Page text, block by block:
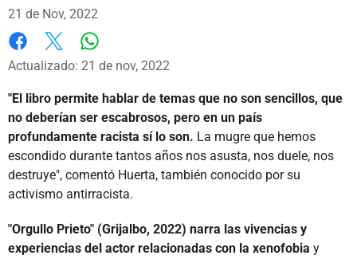
21 de Nov, 2022
Facebook
X
Actualizado: 21 de nov, 2022
"El libro permite hablar de temas que no son sencillos, que
no deberían ser escabrosos, pero en un país
profundamente racista sí lo son. La mugre que hemos
escondido durante tantos años nos asusta, nos duele, nos
destruye", comentó Huerta, también conocido por su
activismo antirracista.
"Orgullo Prieto" (Grijalbo, 2022) narra las vivencias y
experiencias del actor relacionadas con la xenofobia y